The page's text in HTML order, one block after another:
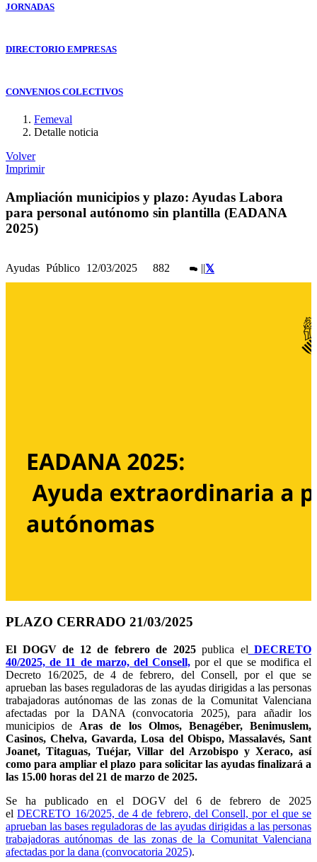
JORNADAS
DIRECTORIO EMPRESAS
CONVENIOS COLECTIVOS
Femeval
Detalle noticia
Volver
Imprimir
Ampliación municipios y plazo: Ayudas Labora
para personal autónomo sin plantilla (EADANA
2025)
Ayudas Público 12/03/2025 882 ||
PLAZO CERRADO 21/03/2025
El DOGV de 12 de febrero de 2025 publica el DECRETO
40/2025, de 11 de marzo, del Consell, por el que se modifica el
Decreto 16/2025, de 4 de febrero, del Consell, por el que se
aprueban las bases reguladoras de las ayudas dirigidas a las personas
trabajadoras autónomas de las zonas de la Comunitat Valenciana
afectadas por la DANA (convocatoria 2025), para añadir los
municipios de Aras de los Olmos, Benagéber, Benimuslem,
Casinos, Chelva, Gavarda, Losa del Obispo, Massalavés, Sant
Joanet, Titaguas, Tuéjar, Villar del Arzobispo y Xeraco, así
como para ampliar el plazo para solicitar las ayudas finalizará a
las 15.00 horas del 21 de marzo de 2025.
Se ha publicado en el DOGV del 6 de febrero de 2025
elDECRETO 16/2025, de 4 de febrero, del Consell, por el que se
aprueban las bases reguladoras de las ayudas dirigidas a las personas
trabajadoras autónomas de las zonas de la Comunitat Valenciana
afectadas por la dana (convocatoria 2025).